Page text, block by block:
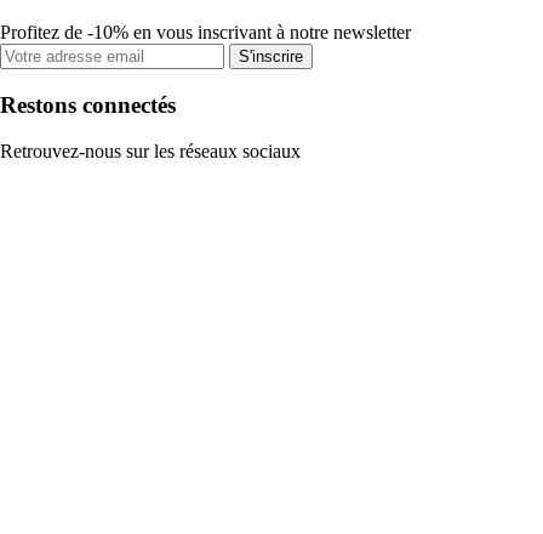
Profitez de -10% en vous inscrivant à notre newsletter
S'inscrire
Restons connectés
Retrouvez-nous sur les réseaux sociaux